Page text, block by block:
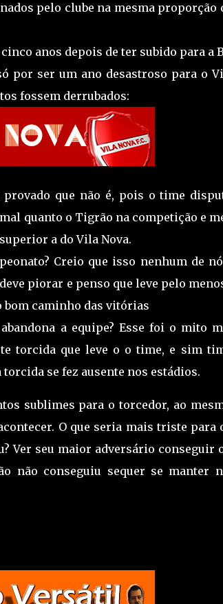
pelo clube na mesma proporção
anos depois de ter subido para a
por ser um ano desastroso para o
fossem derrubados:
que não é, pois o time
quanto o Tigrão na competição e
a do Vila Nova.
Creio que isso nenhum de
piorar e penso que leve pelo
bom caminho das vitórias
a equipe? Esse foi o mito
torcida que leve o o time, e sim
se fez ausente nos estádios.
sublimes para o torcedor, ao
O que seria mais triste para
Ver seu maior adversário conseguir
não conseguiu sequer se manter